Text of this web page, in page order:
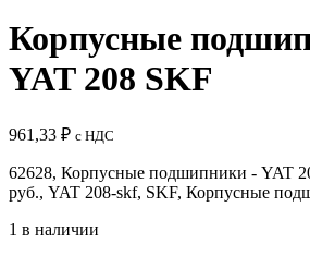
Корпусные
YAT 208 SKF
961,33 ₽ с НДС
62628, Корпусные подшипники - YAT
руб., YAT 208-skf, SKF, Корпусные
1 в наличии